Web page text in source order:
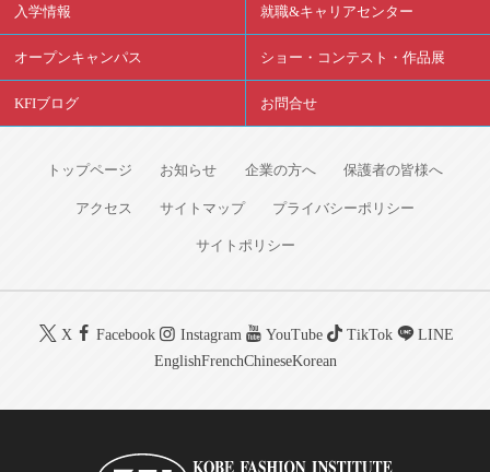
入学情報 就職&キャリアセンター
オープンキャンパス ショー・コンテスト・作品展
KFIブログ お問合せ
トップページ お知らせ 企業の方へ 保護者の皆様へ
アクセス サイトマップ プライバシーポリシー
サイトポリシー
X Facebook Instagram YouTube TikTok
LINE
EnglishFrenchChineseKorean